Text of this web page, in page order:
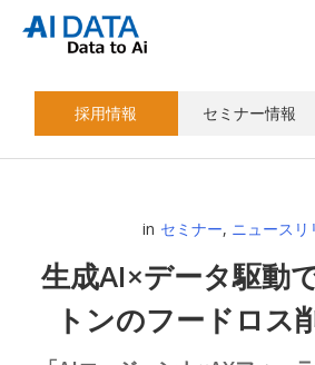
採用情報 セミナー情報
in セミナー, ニュースリ
生成AI×データ駆動
トンのフードロス